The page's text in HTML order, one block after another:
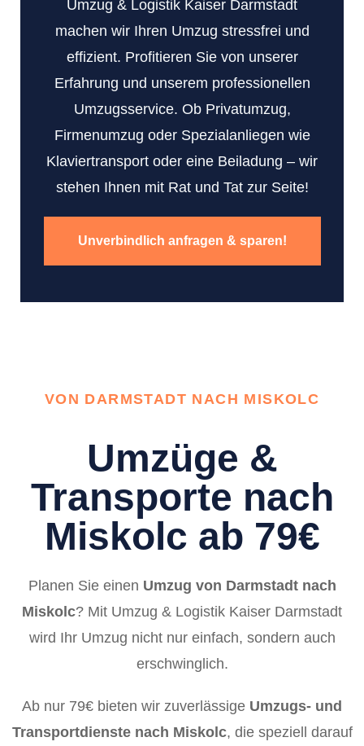
Umzug & Logistik Kaiser Darmstadt
machen wir Ihren Umzug stressfrei und
effizient. Profitieren Sie von unserer
Erfahrung und unserem professionellen
Umzugsservice. Ob Privatumzug,
Firmenumzug oder Spezialanliegen wie
Klaviertransport oder eine Beiladung – wir
stehen Ihnen mit Rat und Tat zur Seite!
Unverbindlich anfragen & sparen!
VON DARMSTADT NACH MISKOLC
Umzüge &
Transporte nach
Miskolc ab 79€
Planen Sie einen Umzug von Darmstadt nach
Miskolc? Mit Umzug & Logistik Kaiser Darmstadt
wird Ihr Umzug nicht nur einfach, sondern auch
erschwinglich.
Ab nur 79€ bieten wir zuverlässige Umzugs- und
Transportdienste nach Miskolc, die speziell darauf